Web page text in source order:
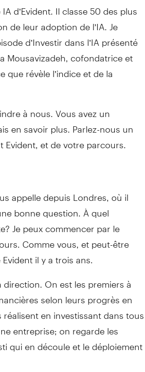
d’Evident. Il classe 50 des plus
de leur adoption de l’IA. Je
d’Investir dans l’IA présenté
Mousavizadeh, cofondatrice et
que révèle l’indice et de la
à nous. Vous avez un
en savoir plus. Parlez-nous un
et de votre parcours.
appelle depuis Londres, où il
bonne question. À quel
Je peux commencer par le
Comme vous, et peut-être
il y a trois ans.
On est les premiers à
selon leurs progrès en
réalisent en investissant dans tous
entreprise; on regarde les
qui en découle et le déploiement